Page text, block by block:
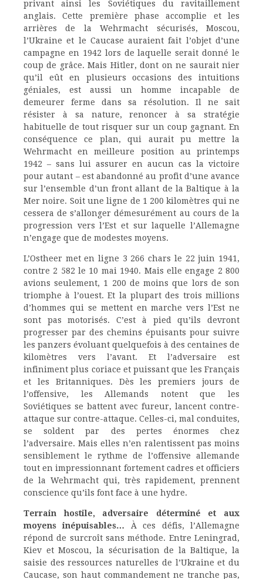
privant ainsi les Soviétiques du ravitaillement
anglais. Cette première phase accomplie et les
arrières de la Wehrmacht sécurisés, Moscou,
l’Ukraine et le Caucase auraient fait l’objet d’une
campagne en 1942 lors de laquelle serait donné le
coup de grâce. Mais Hitler, dont on ne saurait nier
qu’il eût en plusieurs occasions des intuitions
géniales, est aussi un homme incapable de
demeurer ferme dans sa résolution. Il ne sait
résister à sa nature, renoncer à sa stratégie
habituelle de tout risquer sur un coup gagnant. En
conséquence ce plan, qui aurait pu mettre la
Wehrmacht en meilleure position au printemps
1942 – sans lui assurer en aucun cas la victoire
pour autant – est abandonné au profit d’une avance
sur l’ensemble d’un front allant de la Baltique à la
Mer noire. Soit une ligne de 1 200 kilomètres qui ne
cessera de s’allonger démesurément au cours de la
progression vers l’Est et sur laquelle l’Allemagne
n’engage que de modestes moyens.
L’Ostheer met en ligne 3 266 chars le 22 juin 1941,
contre 2 582 le 10 mai 1940. Mais elle engage 2 800
avions seulement, 1 200 de moins que lors de son
triomphe à l’ouest. Et la plupart des trois millions
d’hommes qui se mettent en marche vers l’Est ne
sont pas motorisés. C’est à pied qu’ils devront
progresser par des chemins épuisants pour suivre
les panzers évoluant quelquefois à des centaines de
kilomètres vers l’avant. Et l’adversaire est
infiniment plus coriace et puissant que les Français
et les Britanniques. Dès les premiers jours de
l’offensive, les Allemands notent que les
Soviétiques se battent avec fureur, lancent contre-
attaque sur contre-attaque. Celles-ci, mal conduites,
se soldent par des pertes énormes chez
l’adversaire. Mais elles n’en ralentissent pas moins
sensiblement le rythme de l’offensive allemande
tout en impressionnant fortement cadres et officiers
de la Wehrmacht qui, très rapidement, prennent
conscience qu’ils font face à une hydre.
Terrain hostile, adversaire déterminé et aux
moyens inépuisables… À ces défis, l’Allemagne
répond de surcroît sans méthode. Entre Leningrad,
Kiev et Moscou, la sécurisation de la Baltique, la
saisie des ressources naturelles de l’Ukraine et du
Caucase, son haut commandement ne tranche pas,